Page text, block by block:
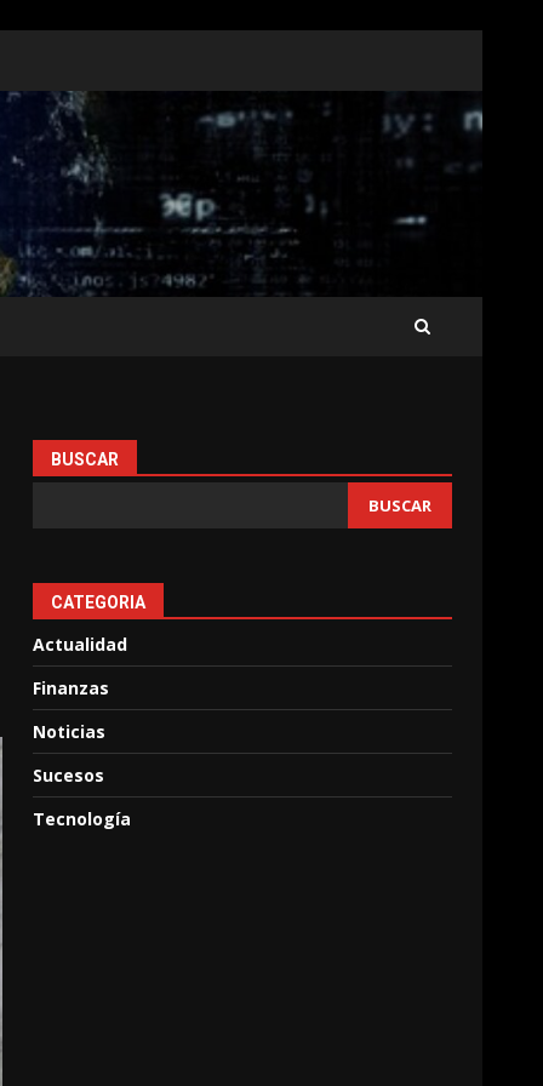
BUSCAR
BUSCAR
CATEGORIA
Actualidad
Finanzas
Noticias
Sucesos
Tecnología